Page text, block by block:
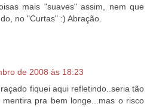
mais "suaves" assim, nem que
no "Curtas" :) Abração.
de 2008 às 18:23
fiquei aqui refletindo..seria tão
pra bem longe...mas o risco